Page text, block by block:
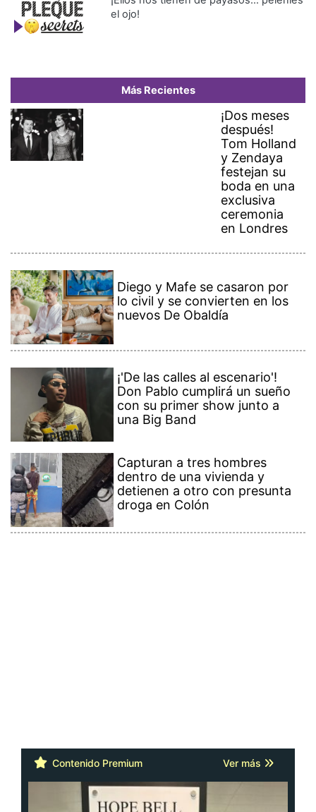
el ojo!
Más Recientes
¡Dos meses
después!
Tom Holland
y Zendaya
festejan su
boda en una
exclusiva
ceremonia
en Londres
Diego y Mafe se casaron por
lo civil y se convierten en los
nuevos De Obaldía
¡'De las calles al escenario'!
Don Pablo cumplirá un sueño
con su primer show junto a
una Big Band
Capturan a tres hombres
dentro de una vivienda y
detienen a otro con presunta
droga en Colón
Contenido Premium Ver más